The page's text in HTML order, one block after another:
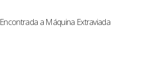
Encontrada a Máquina Extraviada